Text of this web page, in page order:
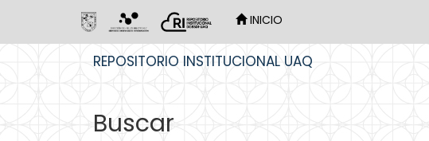
INICIO
REPOSITORIO INSTITUCIONAL UAQ
Buscar